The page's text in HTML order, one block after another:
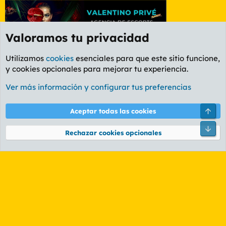
Foro General
Cookies
PL OLDSTYLE AMARILLO
Términos y reglas Política de privacidad Ayuda
Community platform by XenForo® © 2010-2026 XenForo Ltd.
Valoramos tu privacidad
Utilizamos cookies esenciales para que este sitio funcione,
y cookies opcionales para mejorar tu experiencia.
Ver más información y configurar tus preferencias
Aceptar todas las cookies
Rechazar cookies opcionales
Pie